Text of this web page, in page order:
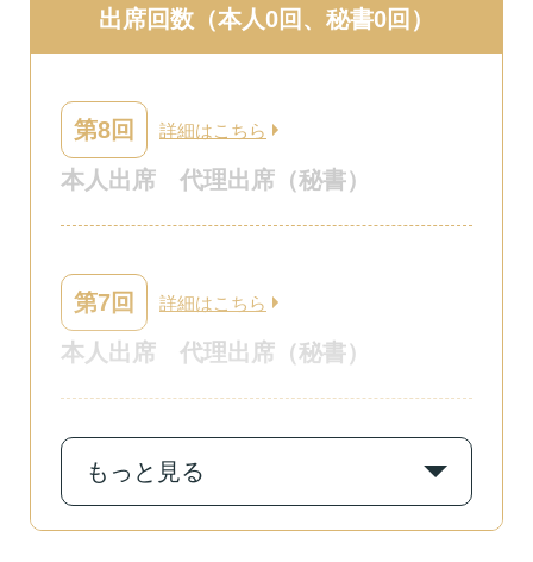
出席回数（本人0回、秘書0回）
第8回 詳細はこちら
本人出席 代理出席（秘書）
第7回 詳細はこちら
本人出席 代理出席（秘書）
第6回 詳細はこちら
本人出席 代理出席（秘書）
もっと見る